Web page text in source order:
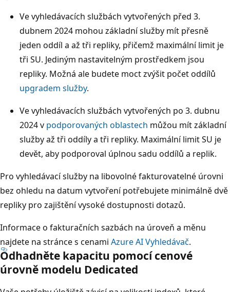
Ve vyhledávacích službách vytvořených před 3.
dubnem 2024 mohou základní služby mít přesně
jeden oddíl a až tři repliky, přičemž maximální limit je
tři SU. Jediným nastavitelným prostředkem jsou
repliky. Možná ale budete moct zvýšit počet oddílů
upgradem služby.
Ve vyhledávacích službách vytvořených po 3. dubnu
2024 v podporovaných oblastech můžou mít základní
služby až tři oddíly a tři repliky. Maximální limit SU je
devět, aby podporoval úplnou sadu oddílů a replik.
Pro vyhledávací služby na libovolné fakturovatelné úrovni
bez ohledu na datum vytvoření potřebujete minimálně dvě
repliky pro zajištění vysoké dostupnosti dotazů.
Informace o fakturačních sazbách na úroveň a měnu
najdete na stránce s cenami Azure AI Vyhledávač.
Odhadněte kapacitu pomocí cenové
úrovně modelu Dedicated